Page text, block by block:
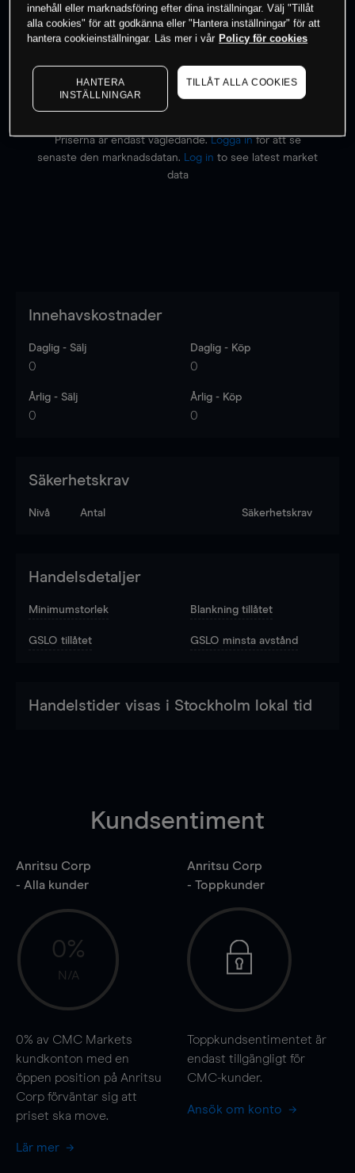
Börja handla
Priserna är endast vägledande.Logga inför att se
senaste den marknadsdatan.
Log in to see latest market
data
Innehavskostnader
Daglig - Sälj
0
Daglig - Köp
0
Årlig - Sälj
0
Årlig - Köp
0
Säkerhetskrav
Nivå Antal Säkerhetskrav
Handelsdetaljer
Minimumstorlek Blankning tillåtet
GSLO tillåtet GSLO minsta avstånd
Handelstider visas i Stockholm lokal tid
Kundsentiment
Anritsu Corp
- Alla kunder
0%
N/A
0% av CMC Markets
kundkonton med en
öppen position på Anritsu
Corp förväntar sig att
priset ska move.
Lär mer
Anritsu Corp
- Toppkunder
Toppkundsentimentet är
endast tillgängligt för
CMC-kunder.
Ansök om konto
innehåll eller marknadsföring efter dina inställningar. Välj "Tillåt
alla cookies" för att godkänna eller "Hantera inställningar" för att
hantera cookieinställningar. Läs mer i vår Policy för cookies
HANTERA
INSTÄLLNINGAR
TILLÅT ALLA COOKIES